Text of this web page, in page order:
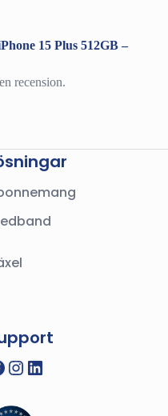
15 Plus 512GB –
recension.
Instagram
LinkedIn